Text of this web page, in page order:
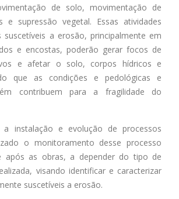
de solo, movimentação de
e supressão vegetal. Essas atividades
suscetíveis a erosão, principalmente em
e encostas, poderão gerar focos de
e afetar o solo, corpos hídricos e
que as condições e pedológicas e
contribuem para a fragilidade do
instalação e evolução de processos
o monitoramento desse processo
após as obras, a depender do tipo de
visando identificar e caracterizar
suscetíveis a erosão.